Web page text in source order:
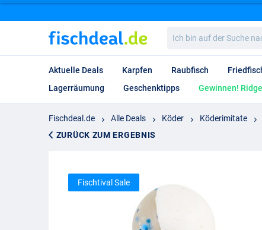
bin
auf
Suche
nach…
Aktuelle Deals Karpfen Raubfisch
Lagerräumung
Geschenktipps Gewinnen!
Fischdeal.de Alle Deals Köder Köderimitate
ZURÜCK ZUM ERGEBNIS
Fischtival Sale